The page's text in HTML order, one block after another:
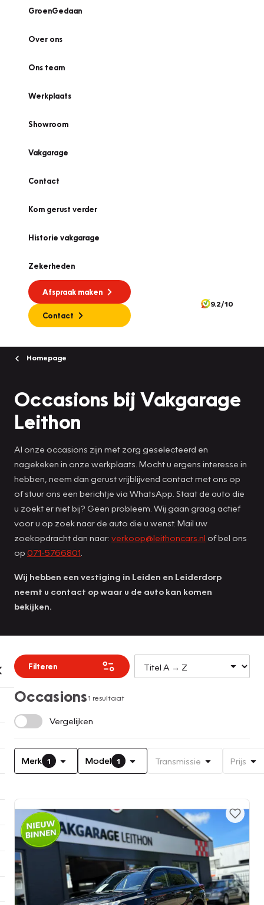
GroenGedaan
Over ons
Ons team
Werkplaats
Showroom
Vakgarage
Contact
Kom gerust verder
Historie vakgarage
Zekerheden
Afspraak maken
Contact
9.2/10
Homepage
Occasions bij Vakgarage
Leithon
Al onze occasions zijn met zorg geselecteerd en
nagekeken in onze werkplaats. Mocht u ergens interesse in
hebben, neem dan gerust vrijblijvend contact met ons op
of stuur ons een berichtje via WhatsApp. Staat de auto die
u zoekt er niet bij? Geen probleem. Wij gaan graag actief
voor u op zoek naar de auto die u wenst. Mail uw
zoekopdracht dan naar: verkoop@leithoncars.nl of bel ons
op 071-5766801
Wij hebben een vestiging in Leiden en Leiderdorp
neemt u contact op waar u de auto kan komen
bekijken.
Filteren
Occasions1 resultaat
Vergelijken
Merk 1 Model 1 Transmissie Prijs